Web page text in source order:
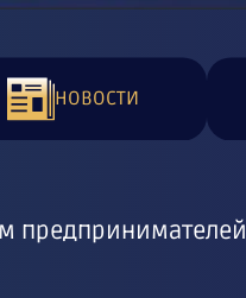
НОВОСТИ
предпринимателей